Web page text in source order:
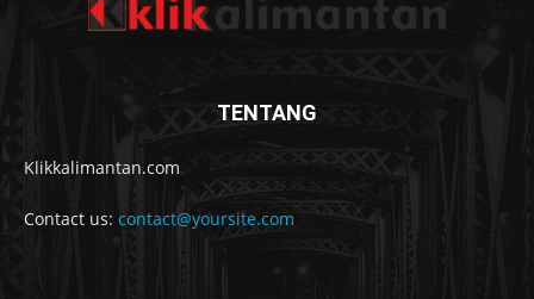
TENTANG
Klikkalimantan.com
Contact us: contact@yoursite.com